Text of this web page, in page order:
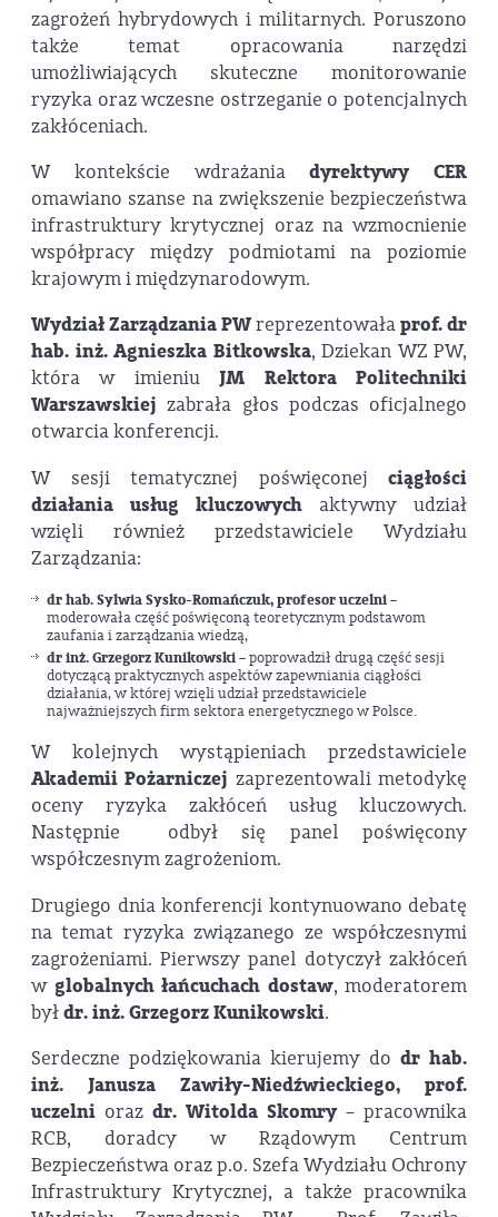
zagrożeń hybrydowych i militarnych. Poruszono
także temat opracowania narzędzi
umożliwiających skuteczne monitorowanie
ryzyka oraz wczesne ostrzeganie o potencjalnych
zakłóceniach.
W kontekście wdrażaniadyrektywy CER
omawiano szanse na zwiększenie bezpieczeństwa
infrastruktury krytycznej oraz na wzmocnienie
współpracy między podmiotami na poziomie
krajowym i międzynarodowym.
Wydział Zarządzania PWreprezentowałaprof. dr
hab. inż. Agnieszka Bitkowska, Dziekan WZ PW,
która w imieniuJM Rektora Politechniki
Warszawskiej zabrała głos podczas oficjalnego
otwarcia konferencji.
W sesji tematycznej poświęconej ciągłości
działania usług kluczowych aktywny udział
wzięli również przedstawiciele Wydziału
Zarządzania:
dr hab. Sylwia Sysko-Romańczuk, profesor uczelni–
moderowała część poświęconą teoretycznym podstawom
zaufania i zarządzania wiedzą,
dr inż. Grzegorz Kunikowski– poprowadził drugą część sesji
dotyczącą praktycznych aspektów zapewniania ciągłości
działania, w której wzięli udział przedstawiciele
najważniejszych firm sektora energetycznego w Polsce.
W kolejnych wystąpieniach przedstawiciele
Akademii Pożarniczej zaprezentowali metodykę
oceny ryzyka zakłóceń usług kluczowych.
Następnie odbył się panel poświęcony
współczesnym zagrożeniom.
Drugiego dnia konferencji kontynuowano debatę
na temat ryzyka związanego ze współczesnymi
zagrożeniami. Pierwszy panel dotyczył zakłóceń
w globalnych łańcuchach dostaw, moderatorem
byłdr. inż. Grzegorz Kunikowski.
Serdeczne podziękowania kierujemy do dr hab.
inż. Janusza Zawiły-Niedźwieckiego, prof.
uczelni oraz dr. Witolda Skomry– pracownika
RCB, doradcy w Rządowym Centrum
Bezpieczeństwa oraz p.o. Szefa Wydziału Ochrony
Infrastruktury Krytycznej, a także pracownika